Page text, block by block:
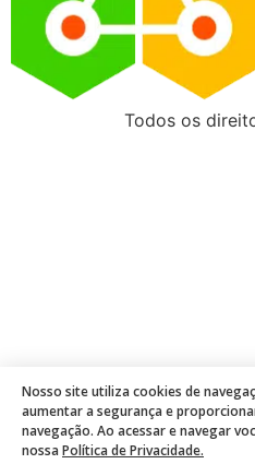
Todos os
Nosso site utiliza cookies de
aumentar a segurança e
navegação. Ao acessar e navegar
nossa Política de Privacidade.